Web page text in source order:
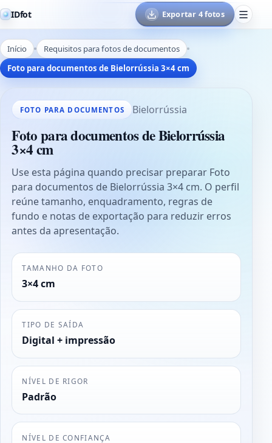
IDfot Exportar 4 fotos
Início
Requisitos para fotos de documentos
Foto para documentos de Bielorrússia 3×4 cm
FOTO PARA DOCUMENTOS Bielorrússia
Foto para documentos de Bielorrússia
3×4 cm
Use esta página quando precisar preparar Foto
para documentos de Bielorrússia 3×4 cm. O perfil
reúne tamanho, enquadramento, regras de
fundo e notas de exportação para reduzir erros
antes da apresentação.
TAMANHO DA FOTO
3×4 cm
TIPO DE SAÍDA
Digital + impressão
NÍVEL DE RIGOR
Padrão
NÍVEL DE CONFIANÇA